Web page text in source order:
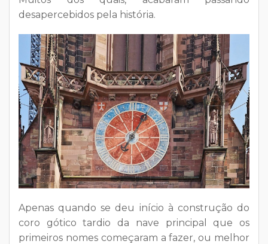
desapercebidos pela história.
Apenas quando se deu início à construção do
coro gótico tardio da nave principal que os
primeiros nomes começaram a fazer, ou melhor